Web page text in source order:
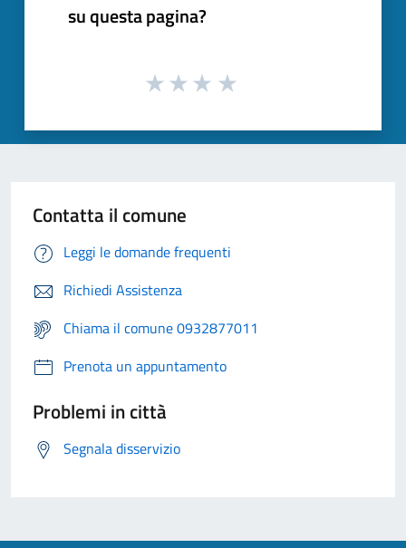
su questa pagina?
Contatta il comune
Leggi le domande frequenti
Richiedi Assistenza
Chiama il comune 0932877011
Prenota un appuntamento
Problemi in città
Segnala disservizio